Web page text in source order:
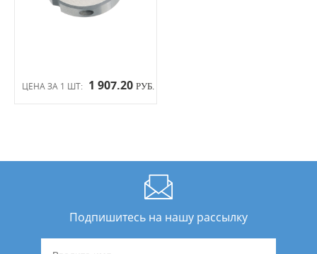
ЦЕНА ЗА 1 ШТ: 1 907.20 РУБ.
Подпишитесь на нашу рассылку